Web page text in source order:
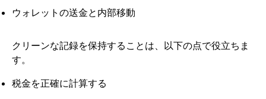
ウォレットの送金と内部移動
クリーンな記録を保持することは、以下の点で役立ちま
す。
税金を正確に計算する